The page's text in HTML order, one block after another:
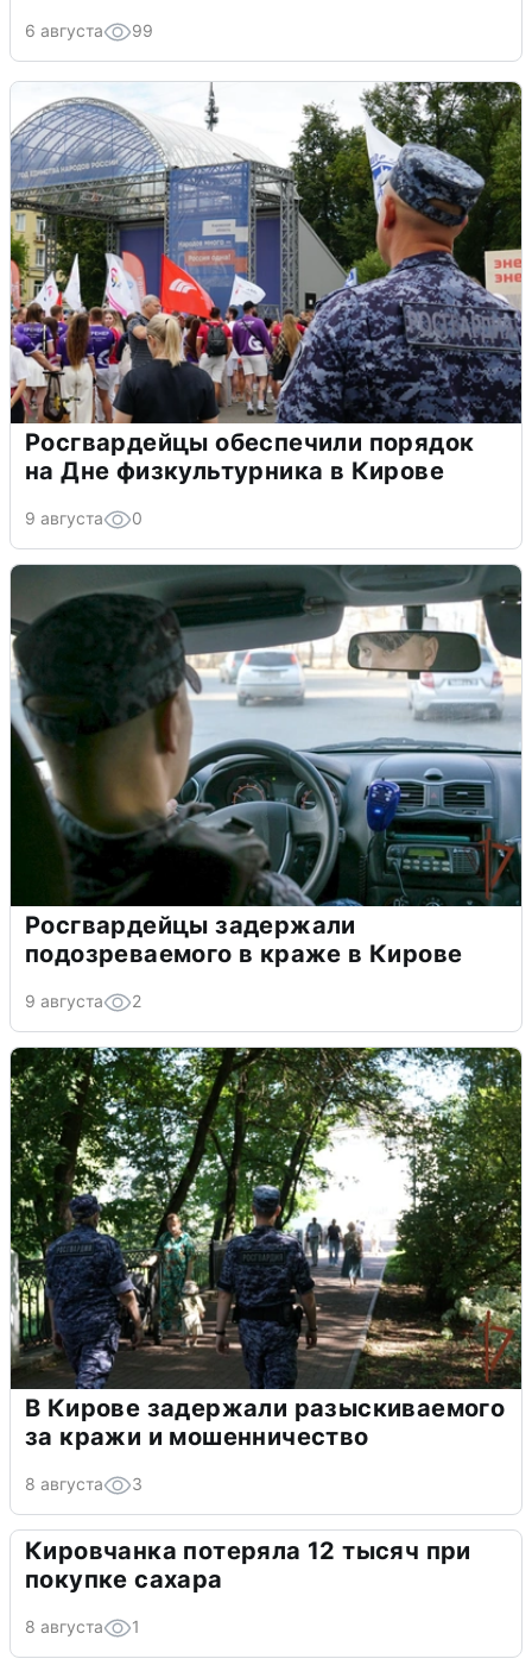
6 августа 99
Росгвардейцы обеспечили порядок
на Дне физкультурника в Кирове
9 августа 0
Росгвардейцы задержали
подозреваемого в краже в Кирове
9 августа 2
В Кирове задержали разыскиваемого
за кражи и мошенничество
8 августа 3
Кировчанка потеряла 12 тысяч при
покупке сахара
8 августа 1